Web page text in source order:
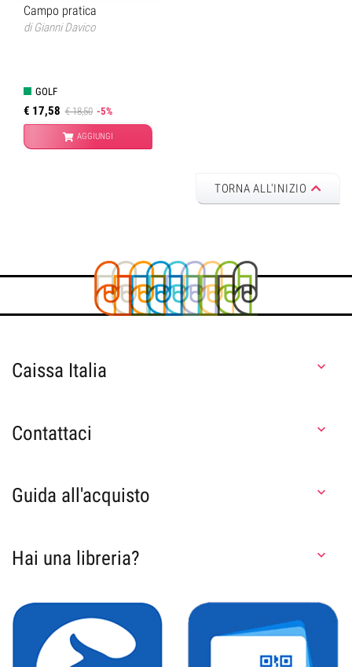
Campo pratica
diGianni Davico
GOLF
€ 17,58 € 18,50 -5%
AGGIUNGI
TORNA ALL'INIZIO
Caissa Italia 
Contattaci 
Guida all'acquisto 
Hai una libreria? 